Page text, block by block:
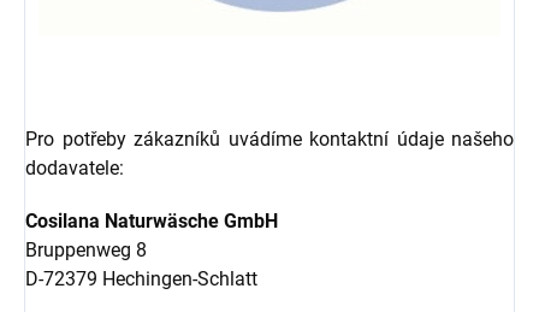
Pro potřeby zákazníků uvádíme kontaktní údaje našeho
dodavatele:
Cosilana Naturwäsche GmbH
Bruppenweg 8
D-72379 Hechingen-Schlatt